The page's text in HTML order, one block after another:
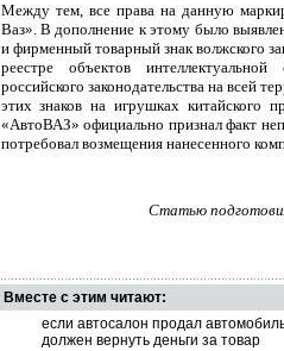
Между тем, все права на данную
Ваз». В дополнение к этому было
и фирменный товарный знак волжского
реестре объектов
российского законодательства на всей
этих знаков на игрушках китайского
«АвтоВАЗ» официально признал факт
потребовал возмещения нанесенного
Статью
Вместе с этим читают:
если автосалон продал
должен вернуть деньги за товар